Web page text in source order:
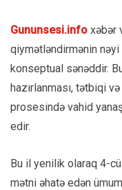
Gununsesi.info xəbər
qiymətləndirmənin
konseptual sənəddir.
hazırlanması, tətbiqi
prosesində vahid
edir.
Bu il yenilik olaraq 4-
mətni əhatə edən